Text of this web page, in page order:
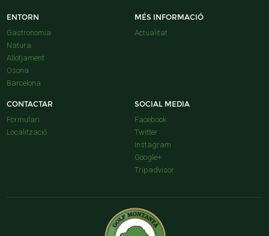
ENTORN
Gastronomia
Natura
Allotjament
Osona
Barcelona
MÉS INFORMACIÓ
Actualitat
CONTACTAR
Formulari
Localització
SOCIAL MEDIA
Facebook
Twitter
Instagram
Google+
Tripadvisor